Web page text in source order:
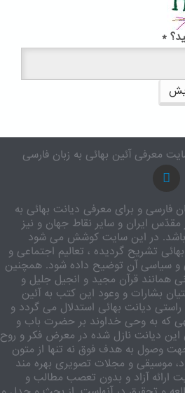
*
فارسی و برای معرفی دیانت بهائی به
مقدّس ایران و سایر نقاط جهان و نیز
باشد. در این سایت کوشش می شود
تشریح گردیده ، تعالیم اجتماعی و
و سیاسی آن توضیح داده شود. همچنین
همانند قرآن مجید و انجیل جلیل و
بشارات و وعود این کتب به آئین
دیانت بهائی استدلال می گردد و
که به وحی خداوند بر حضرت باب و
دیانت نازل شده در معرض فکر و روح
جهت وصول به هدف فوق نه تنها از متون
موسیقی و مجلات تصویری بهره مند
ارائه آزاد و بدون تعصب مطالب و